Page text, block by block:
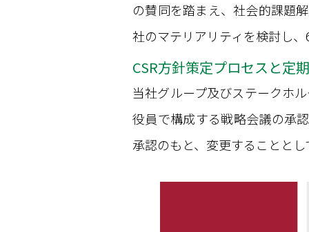
の賛同を踏まえ、社会的課題
社のマテリアリティを検討し
CSR方針策定プロセスと定
当社グループ及びステークホ
役員で構成する戦略会議の承
承認のもと、変更することとし